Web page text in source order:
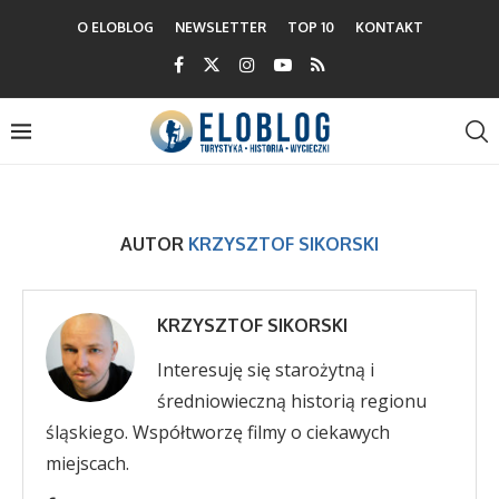
O ELOBLOG NEWSLETTER TOP 10 KONTAKT
AUTOR KRZYSZTOF SIKORSKI
KRZYSZTOF SIKORSKI
Interesuję się starożytną i
średniowieczną historią regionu
śląskiego. Współtworzę filmy o ciekawych
miejscach.